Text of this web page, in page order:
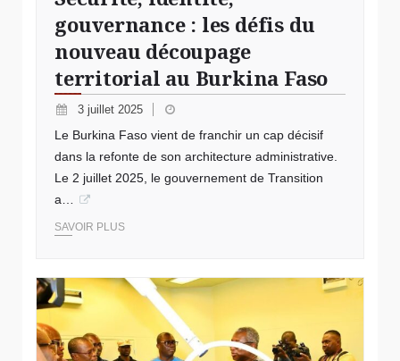
gouvernance : les défis du
nouveau découpage
territorial au Burkina Faso
3 juillet 2025
Le Burkina Faso vient de franchir un cap décisif
dans la refonte de son architecture administrative.
Le 2 juillet 2025, le gouvernement de Transition
a…
SAVOIR PLUS